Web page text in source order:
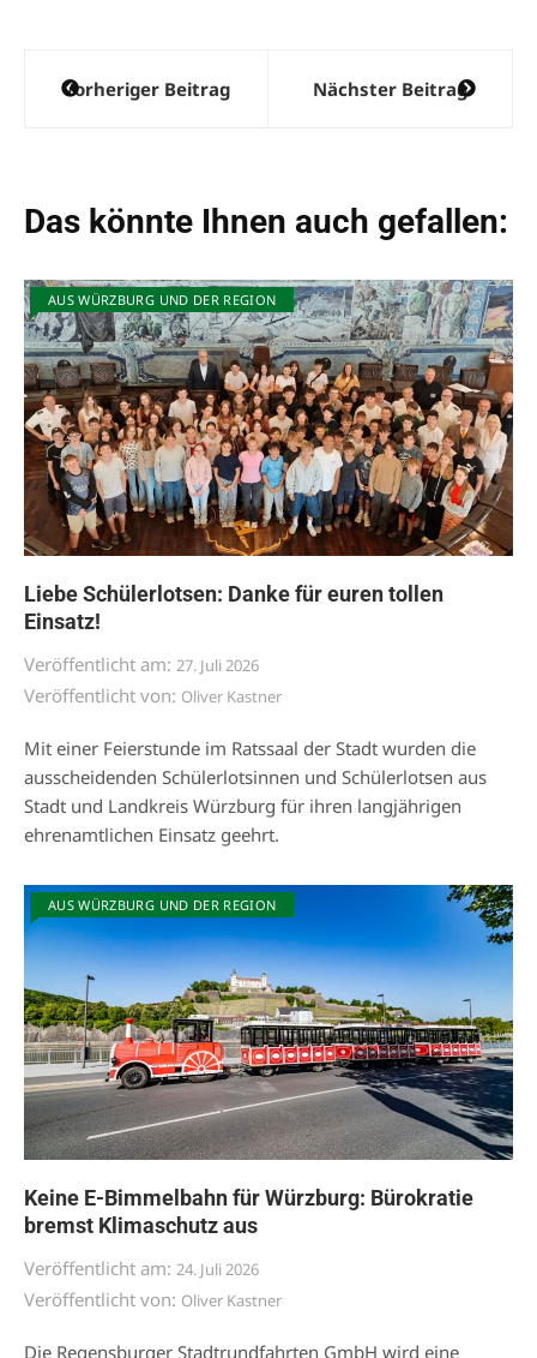
Beitragsnavigation
Vorheriger Beitrag Nächster Beitrag
Das könnte Ihnen auch gefallen:
AUS WÜRZBURG UND DER REGION
Liebe Schülerlotsen: Danke für euren tollen
Einsatz!
Veröffentlicht am: 27. Juli 2026
Veröffentlicht von: Oliver Kastner
Mit einer Feierstunde im Ratssaal der Stadt wurden die
ausscheidenden Schülerlotsinnen und Schülerlotsen aus
Stadt und Landkreis Würzburg für ihren langjährigen
ehrenamtlichen Einsatz geehrt.
AUS WÜRZBURG UND DER REGION
Keine E-Bimmelbahn für Würzburg: Bürokratie
bremst Klimaschutz aus
Veröffentlicht am: 24. Juli 2026
Veröffentlicht von: Oliver Kastner
Die Regensburger Stadtrundfahrten GmbH wird eine